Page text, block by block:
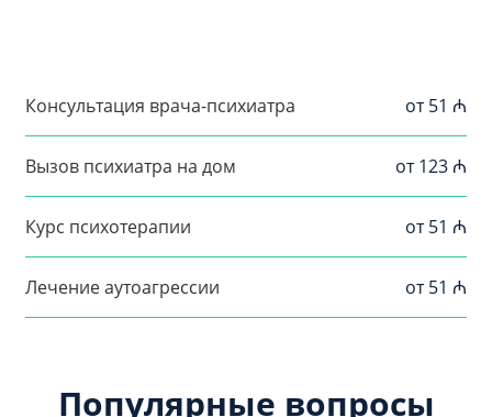
Консультация врача-психиатра от 51 ₼
Вызов психиатра на дом от 123 ₼
Курс психотерапии от 51 ₼
Лечение аутоагрессии от 51 ₼
Популярные вопросы